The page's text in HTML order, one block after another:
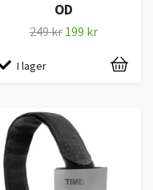
OD
249 kr 199 kr
I lager